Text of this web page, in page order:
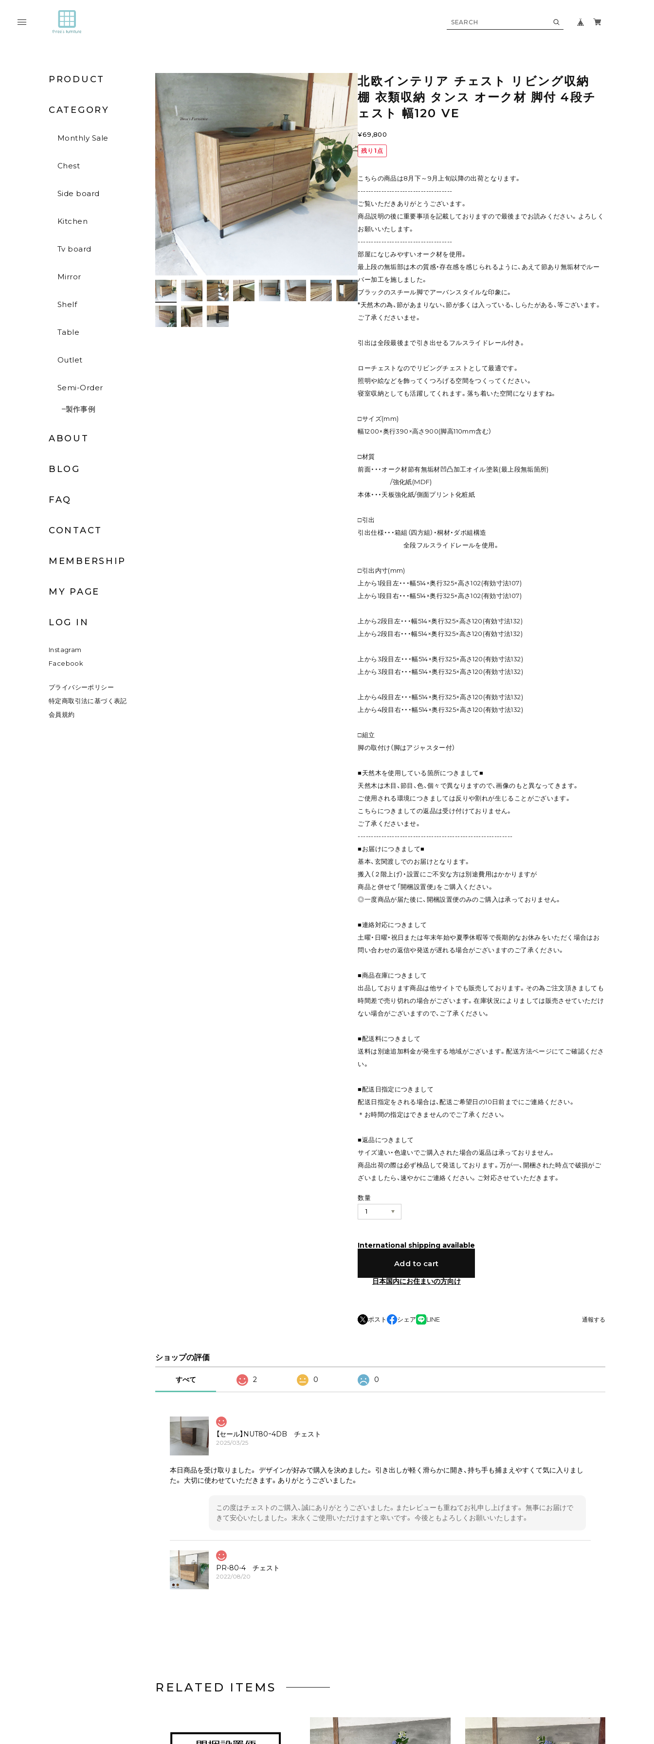
PRODUCT
CATEGORY
Monthly Sale
Chest
Side board
Kitchen
Tv board
Mirror
Shelf
Table
Outlet
Semi-Order
製作事例
ABOUT
BLOG
FAQ
CONTACT
MEMBERSHIP
MY PAGE
LOG IN
Instagram
Facebook
プライバシーポリシー
特定商取引法に基づく表記
会員規約
北欧インテリア チェスト リビング収納
棚 衣類収納 タンス オーク材 脚付 4段チ
ェスト 幅120 VE
¥69,800
残り1点
こちらの商品は8月下～9月上旬以降の出荷となります。
------------------------------------
ご覧いただきありがとうございます。
商品説明の後に重要事項を記載しておりますので最後までお読みください。よろしく
お願いいたします。
------------------------------------
部屋になじみやすいオーク材を使用。
最上段の無垢部は木の質感・存在感を感じられるように、あえて節あり無垢材でルー
バー加工を施しました。
ブラックのスチール脚でアーバンスタイルな印象に。
*天然木の為、節があまりない、節が多くは入っている、しらたがある、等ございます。
ご了承くださいませ。
引出は全段最後まで引き出せるフルスライドレール付き。
ローチェストなのでリビングチェストとして最適です。
照明や絵などを飾ってくつろげる空間をつくってください。
寝室収納としても活躍してくれます。落ち着いた空間になりますね。
□サイズ(mm)
幅1200×奥行390×高さ900(脚高110mm含む）
□材質
前面・・・オーク材節有無垢材凹凸加工オイル塗装(最上段無垢箇所)
/強化紙(MDF)
本体・・・天板強化紙/側面プリント化粧紙
□引出
引出仕様・・・箱組（四方組）・桐材・ダボ組構造
全段フルスライドレールを使用。
□引出内寸(mm)
上から1段目左・・・幅514×奥行325×高さ102(有効寸法107)
上から1段目右・・・幅514×奥行325×高さ102(有効寸法107)
上から2段目左・・・幅514×奥行325×高さ120(有効寸法132)
上から2段目右・・・幅514×奥行325×高さ120(有効寸法132)
上から3段目左・・・幅514×奥行325×高さ120(有効寸法132)
上から3段目右・・・幅514×奥行325×高さ120(有効寸法132)
上から4段目左・・・幅514×奥行325×高さ120(有効寸法132)
上から4段目右・・・幅514×奥行325×高さ120(有効寸法132)
□組立
脚の取付け（脚はアジャスター付）
■天然木を使用している箇所につきまして■
天然木は木目、節目、色、個々で異なりますので、画像のもと異なってきます。
ご使用される環境につきましては反りや割れが生じることがございます。
こちらにつきましての返品は受け付けておりません。
ご了承くださいませ。
-----------------------------------------------------------
■お届けにつきまして■
基本、玄関渡しでのお届けとなります。
搬入（２階上げ）・設置にご不安な方は別途費用はかかりますが
商品と併せて「開梱設置便」をご購入ください。
◎一度商品が届た後に、開梱設置便のみのご購入は承っておりません。
■連絡対応につきまして
土曜・日曜・祝日または年末年始や夏季休暇等で長期的なお休みをいただく場合はお
問い合わせの返信や発送が遅れる場合がございますのご了承ください。
■商品在庫につきまして
出品しております商品は他サイトでも販売しております。その為ご注文頂きましても
時間差で売り切れの場合がございます。在庫状況によりましては販売させていただけ
ない場合がございますので、ご了承ください。
■配送料につきまして
送料は別途追加料金が発生する地域がございます。配送方法ページにてご確認くださ
い。
■配送日指定につきまして
配送日指定をされる場合は、配送ご希望日の10日前までにご連絡ください。
＊お時間の指定はできませんのでご了承ください。
■返品につきまして
サイズ違い・色違いでご購入された場合の返品は承っておりません。
商品出荷の際は必ず検品して発送しております。万が一、開梱された時点で破損がご
ざいましたら、速やかにご連絡ください。ご対応させていただきます。
数量
International shipping available
Add to cart
日本国内にお住まいの方向け
ポスト シェア LINE 通報する
ショップの評価
すべて 2 0 0
【セール】NUT80ｰ4DB チェスト
2025/03/25
本日商品を受け取りました。 デザインが好みで購入を決めました。 引き出しが軽く滑らかに開き、持ち手も捕まえやすくて気に入りまし
た。 大切に使わせていただきます。ありがとうございました。
この度はチェストのご購入、誠にありがとうございました。またレビューも重ねてお礼申し上げます。 無事にお届けで
きて安心いたしました。 末永くご使用いただけますと幸いです。 今後ともよろしくお願いいたします。
PR-80-4 チェスト
2022/08/20
RELATED ITEMS